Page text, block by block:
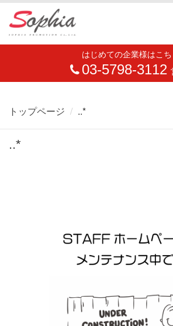
はじめての企業様はこち
03-5798-3112
トップページ ..*
..*